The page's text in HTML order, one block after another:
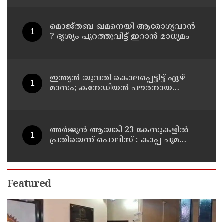
യുവതിയും സുഹൃത്തും ഒളിവില്‍
മൊജ്തബ ഖമനെയി ആരോഗ്യവാന്‍
? ദൃശ്യം പുറത്തുവിട്ട് ഇറാന്‍ മാധ്യമം
ഇന്ത്യന്‍ യുവതി കൊലപ്പെട്ടിട്ട് ഏഴ്
മാസം; കനേഡിയന്‍ പൗരനായ
അര്‍ജുന്‍ ആയങ്കി 23 കേസുകളില്‍
പ്രതിയെന്ന് പൊലിസ് : കാപ്പ ചുമത്തി
Featured